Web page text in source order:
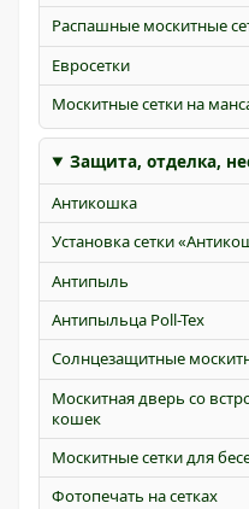
Распашные москитные
Евросетки
Москитные сетки на
Защита, отделка,
Антикошка
Установка сетки
Антипыль
Антипыльца Poll-Tex
Солнцезащитные
Москитная дверь со
кошек
Москитные сетки для
Фотопечать на сетках